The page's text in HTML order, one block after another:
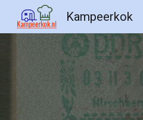
Kampeerkok